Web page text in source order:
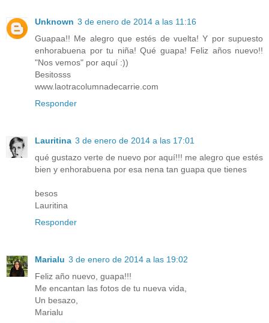
Unknown 3 de enero de 2014 a las 11:16
Guapaa!! Me alegro que estés de vuelta! Y por supuesto
enhorabuena por tu niña! Qué guapa! Feliz años nuevo!!
"Nos vemos" por aquí :))
Besitosss
www.laotracolumnadecarrie.com
Responder
Lauritina 3 de enero de 2014 a las 17:01
qué gustazo verte de nuevo por aquí!!! me alegro que estés
bien y enhorabuena por esa nena tan guapa que tienes
besos
Lauritina
Responder
Marialu 3 de enero de 2014 a las 19:02
Feliz año nuevo, guapa!!!
Me encantan las fotos de tu nueva vida,
Un besazo,
Marialu